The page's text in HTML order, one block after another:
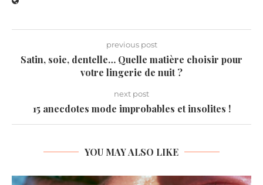
previous post
Satin, soie, dentelle… Quelle matière choisir pour
votre lingerie de nuit ?
next post
15 anecdotes mode improbables et insolites !
YOU MAY ALSO LIKE